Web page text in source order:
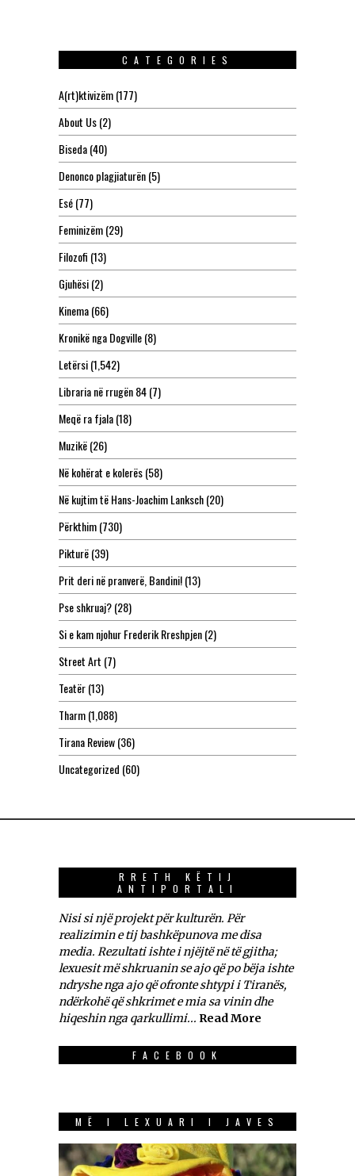
CATEGORIES
A(rt)ktivizëm(177)
About Us(2)
Biseda(40)
Denonco plagjiaturën(5)
Esé(77)
Feminizëm(29)
Filozofi (13)
Gjuhësi(2)
Kinema(66)
Kronikë nga Dogville(8)
Letërsi(1,542)
Libraria në rrugën 84(7)
Meqë ra fjala(18)
Muzikë(26)
Në kohërat e kolerës(58)
Në kujtim të Hans-Joachim Lanksch(20)
Përkthim(730)
Pikturë(39)
Prit deri në pranverë, Bandini!(13)
Pse shkruaj?(28)
Si e kam njohur Frederik Rreshpjen(2)
Street Art (7)
Teatër(13)
Tharm(1,088)
Tirana Review(36)
Uncategorized (60)
RRETH KËTIJ
ANTIPORTALI
Nisi si një projekt për kulturën. Për
realizimin e tij bashkëpunova me disa
media. Rezultati ishte i njëjtë në të gjitha;
lexuesit më shkruanin se ajo që po bëja ishte
ndryshe nga ajo që ofronte shtypi i Tiranës,
ndërkohë që shkrimet e mia sa vinin dhe
hiqeshin nga qarkullimi... Read More
FACEBOOK
MË I LEXUARI I JAVES